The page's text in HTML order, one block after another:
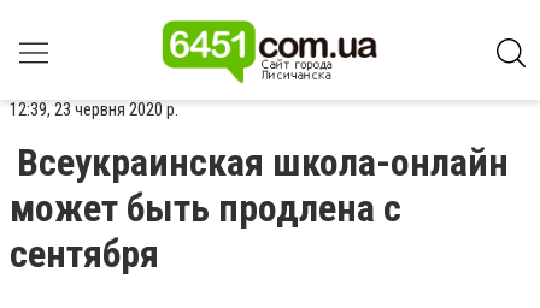
12:39, 23 червня 2020 р.
Всеукраинская школа-онлайн
может быть продлена с
сентября